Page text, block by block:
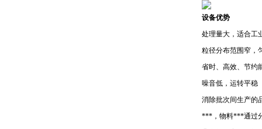
设备优势
处理量大，适合工
粒径分布范围窄，
省时、高效、节约
噪音低，运转平稳
消除批次间生产的
***，物料***通过